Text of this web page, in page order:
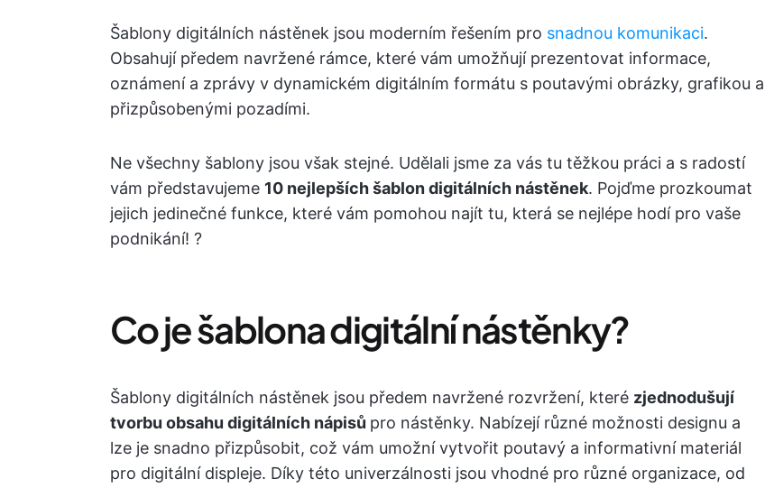
Šablony digitálních nástěnek jsou moderním řešením pro snadnou komunikaci.
Obsahují předem navržené rámce, které vám umožňují prezentovat informace,
oznámení a zprávy v dynamickém digitálním formátu s poutavými obrázky, grafikou a
přizpůsobenými pozadími.
Ne všechny šablony jsou však stejné. Udělali jsme za vás tu těžkou práci a s radostí
vám představujeme 10 nejlepších šablon digitálních nástěnek. Pojďme prozkoumat
jejich jedinečné funkce, které vám pomohou najít tu, která se nejlépe hodí pro vaše
podnikání! ?
Co je šablona digitální nástěnky?
Šablony digitálních nástěnek jsou předem navržené rozvržení, které zjednodušují
tvorbu obsahu digitálních nápisů pro nástěnky. Nabízejí různé možnosti designu a
lze je snadno přizpůsobit, což vám umožní vytvořit poutavý a informativní materiál
pro digitální displeje. Díky této univerzálnosti jsou vhodné pro různé organizace, od